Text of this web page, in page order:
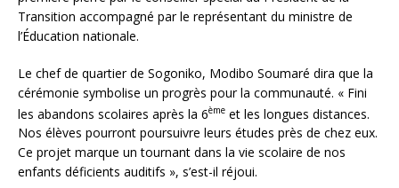
Transition accompagné par le représentant du ministre de
l’Éducation nationale.
Le chef de quartier de Sogoniko, Modibo Soumaré dira que la
cérémonie symbolise un progrès pour la communauté. « Fini
les abandons scolaires après la 6ème et les longues distances.
Nos élèves pourront poursuivre leurs études près de chez eux.
Ce projet marque un tournant dans la vie scolaire de nos
enfants déficients auditifs », s’est-il réjoui.